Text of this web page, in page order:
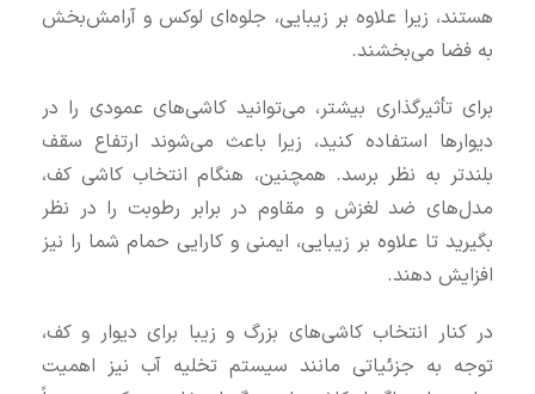
هستند، زیرا علاوه بر زیبایی، جلوه‌ای لوکس و آرامش‌بخش
به فضا می‌بخشند.
برای تأثیرگذاری بیشتر، می‌توانید کاشی‌های عمودی را در
دیوارها استفاده کنید، زیرا باعث می‌شوند ارتفاع سقف
بلندتر به نظر برسد. همچنین، هنگام انتخاب کاشی کف،
مدل‌های ضد لغزش و مقاوم در برابر رطوبت را در نظر
بگیرید تا علاوه بر زیبایی، ایمنی و کارایی حمام شما را نیز
افزایش دهند.
در کنار انتخاب کاشی‌های بزرگ و زیبا برای دیوار و کف،
توجه به جزئیاتی مانند سیستم تخلیه آب نیز اهمیت